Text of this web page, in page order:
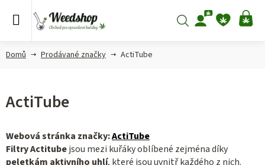
Hledat
Domů Prodávané značky ActiTube
ActiTube
Webová stránka značky:ActiTube
Filtry Actitubejsou mezi kuřáky oblíbené zejména díky
peletkám aktivního uhlí, které jsou uvnitř každého z nich.